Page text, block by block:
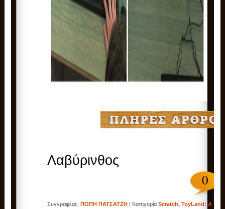
Λαβύρινθος
0
Συγγραφέας:ΠΟΠΗ ΠΑΤΣΑΤΖΗ | ΚατηγορίαScratch,ToyLand: A